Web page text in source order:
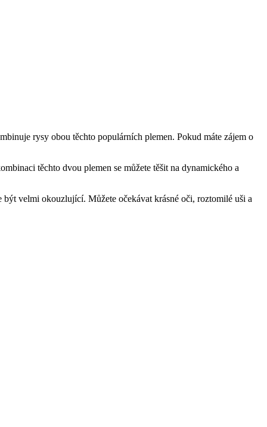
rysy obou těchto populárních plemen. Pokud máte zájem o
těchto dvou plemen se můžete těšit na dynamického a
velmi okouzlující. Můžete očekávat krásné oči, roztomilé uši a